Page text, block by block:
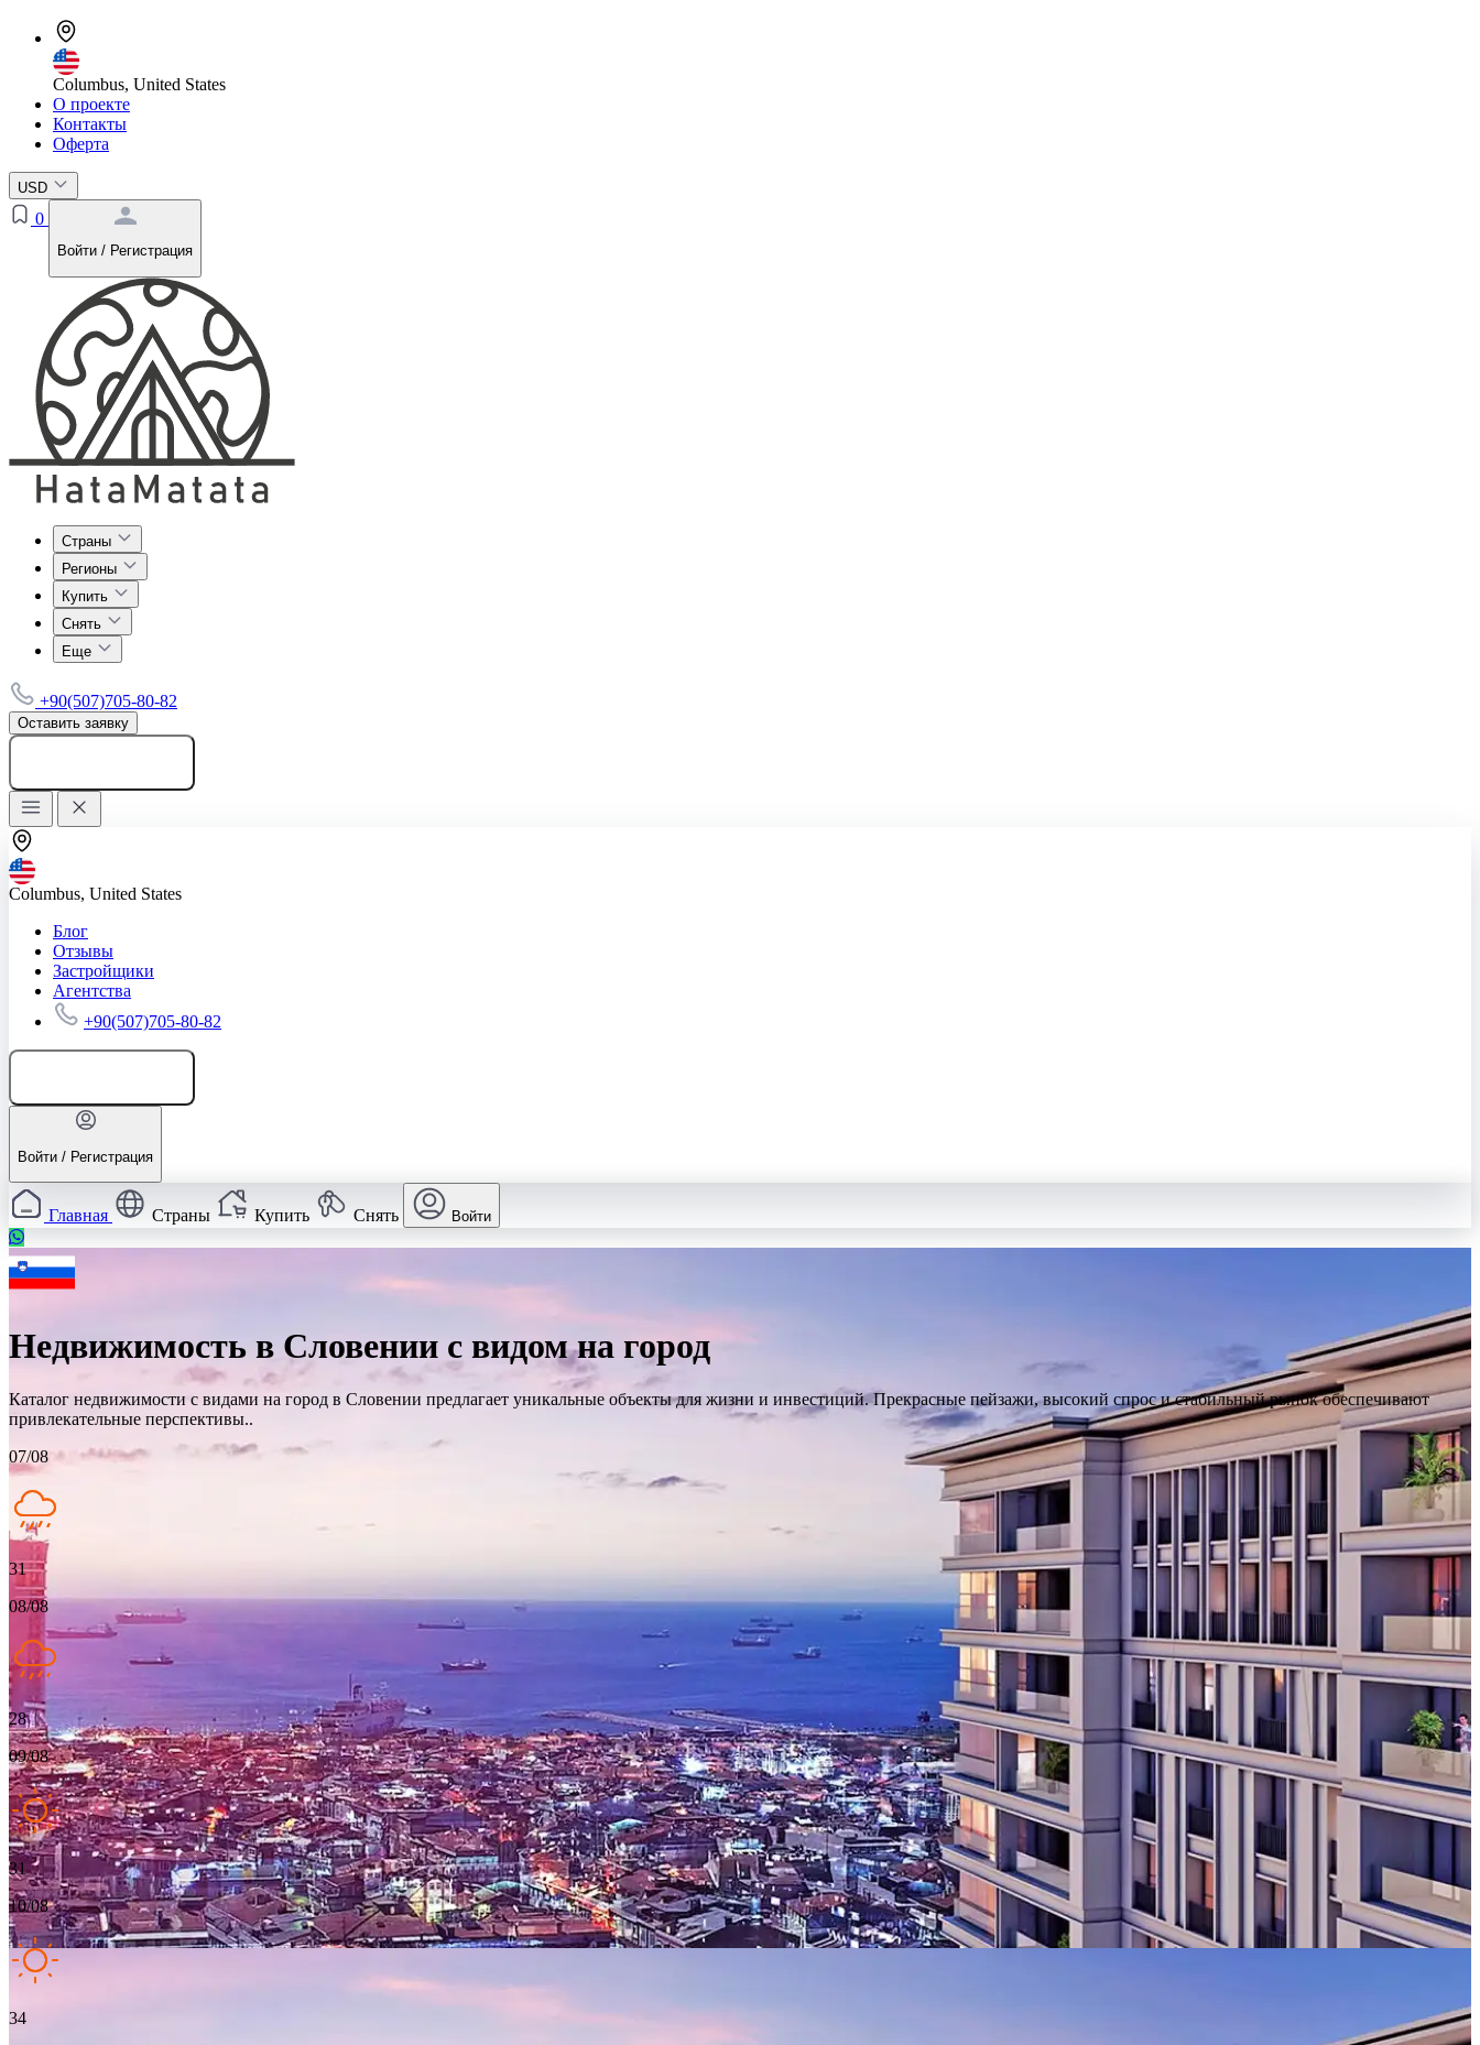
Columbus, United States
О проекте
Контакты
Оферта
USD
0
Войти / Регистрация
Страны
Регионы
Купить
Снять
Еще
+90(507)705-80-82
Оставить заявку
Columbus, United States
Блог
Отзывы
Застройщики
Агентства
+90(507)705-80-82
Войти / Регистрация
Главная Страны Купить Снять Войти
Недвижимость в Словении с видом на город
Каталог недвижимости с видами на город в Словении предлагает уникальные объекты для жизни и инвестиций. Прекрасные пейзажи, высокий спрос и стабильный рынок обеспечивают
привлекательные перспективы..
07/08
31
08/08
28
09/08
31
10/08
34